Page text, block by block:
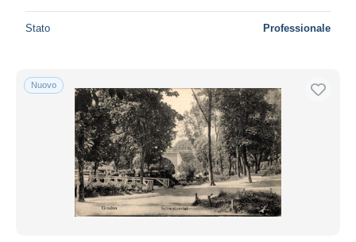
Stato Professionale
Nuovo